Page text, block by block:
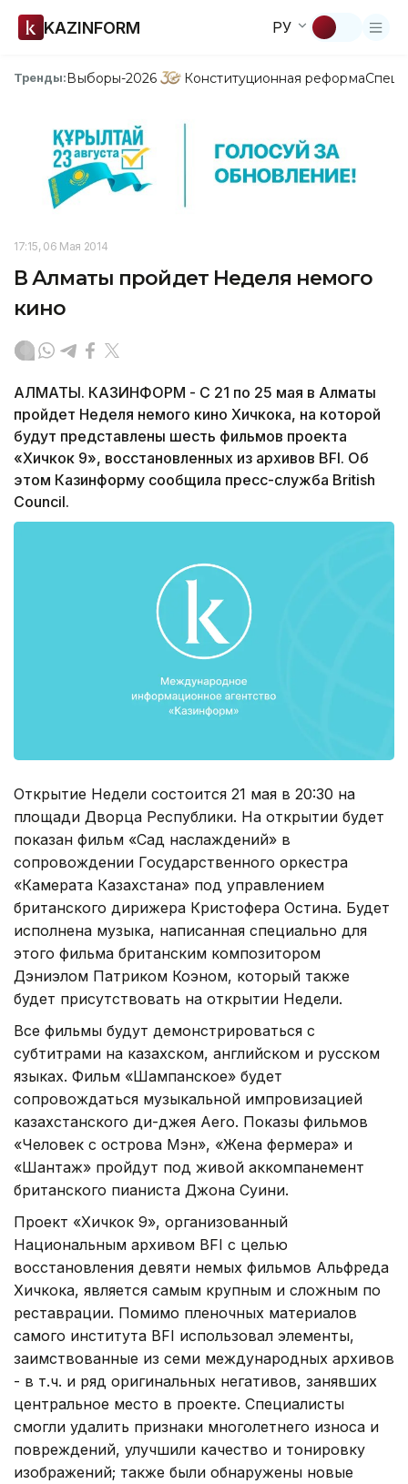
KAZINFORM РУ
Тренды:Выборы-2026 Конституционная реформа
17:15, 06 Мая 2014
В Алматы пройдет Неделя немого
кино
АЛМАТЫ. КАЗИНФОРМ - С 21 по 25 мая в Алматы
пройдет Неделя немого кино Хичкока, на которой
будут представлены шесть фильмов проекта
«Хичкок 9», восстановленных из архивов BFI. Об
этом Казинформу сообщила пресс-служба British
Council.
Открытие Недели состоится 21 мая в 20:30 на
площади Дворца Республики. На открытии будет
показан фильм «Сад наслаждений» в
сопровождении Государственного оркестра
«Камерата Казахстана» под управлением
британского дирижера Кристофера Остина. Будет
исполнена музыка, написанная специально для
этого фильма британским композитором
Дэниэлом Патриком Коэном, который также
будет присутствовать на открытии Недели.
Все фильмы будут демонстрироваться с
субтитрами на казахском, английском и русском
языках. Фильм «Шампанское» будет
сопровождаться музыкальной импровизацией
казахстанского ди-джея Aero. Показы фильмов
«Человек с острова Мэн», «Жена фермера» и
«Шантаж» пройдут под живой аккомпанемент
британского пианиста Джона Суини.
Проект «Хичкок 9», организованный
Национальным архивом BFI с целью
восстановления девяти немых фильмов Альфреда
Хичкока, является самым крупным и сложным по
реставрации. Помимо пленочных материалов
самого института BFI использовал элементы,
заимствованные из семи международных архивов
- в т.ч. и ряд оригинальных негативов, занявших
центральное место в проекте. Специалисты
смогли удалить признаки многолетнего износа и
повреждений, улучшили качество и тонировку
изображений; также были обнаружены новые